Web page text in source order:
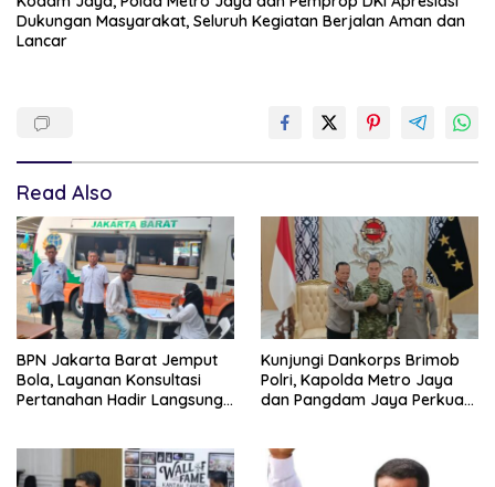
Dukungan Masyarakat, Seluruh Kegiatan Berjalan Aman dan
Lancar
Read Also
BPN Jakarta Barat Jemput
Bola, Layanan Konsultasi
Pertanahan Hadir Langsung
Kunjungi Dankorps Brimob
Polri, Kapolda Metro Jaya
dan Pangdam Jaya Perkuat